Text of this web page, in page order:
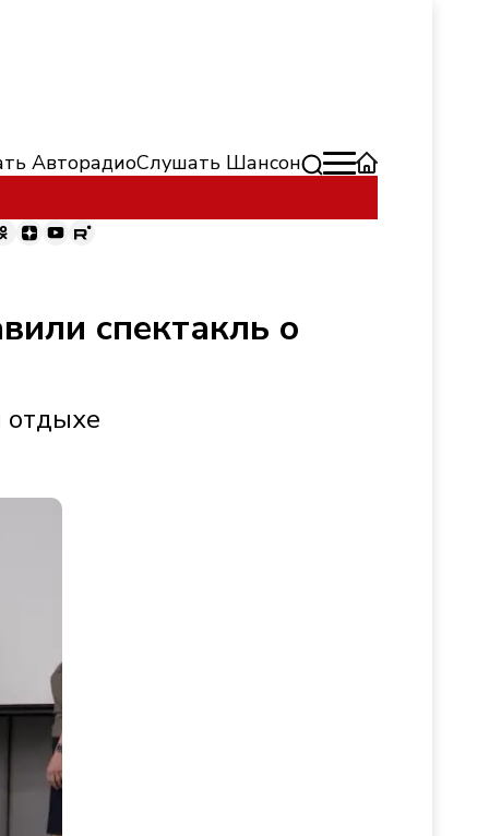
АвторадиоСлушать Шансон
спектакль о
отдыхе